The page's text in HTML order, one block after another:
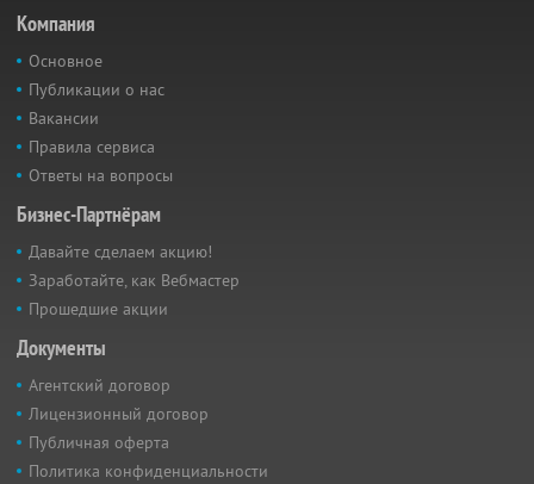
Компания
Основное
Публикации о нас
Вакансии
Правила сервиса
Ответы на вопросы
Бизнес-Партнёрам
Давайте сделаем акцию!
Заработайте, как Вебмастер
Прошедшие акции
Документы
Агентский договор
Лицензионный договор
Публичная оферта
Политика конфиденциальности